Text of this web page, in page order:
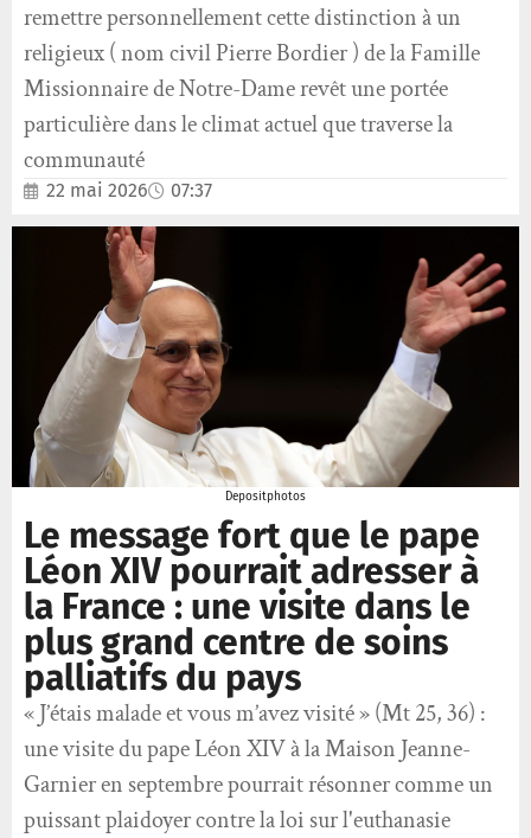
remettre personnellement cette distinction à un
religieux ( nom civil Pierre Bordier ) de la Famille
Missionnaire de Notre-Dame revêt une portée
particulière dans le climat actuel que traverse la
communauté
22 mai 2026 07:37
Depositphotos
Le message fort que le pape
Léon XIV pourrait adresser à
la France : une visite dans le
plus grand centre de soins
palliatifs du pays
« J’étais malade et vous m’avez visité » (Mt 25, 36) :
une visite du pape Léon XIV à la Maison Jeanne-
Garnier en septembre pourrait résonner comme un
puissant plaidoyer contre la loi sur l'euthanasie